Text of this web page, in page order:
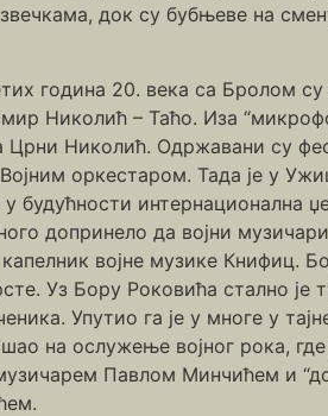
док су бубњеве на
година 20. века са Бролом
Николић – Таћо. Иза
Николић. Одржавани су
Војним оркестаром. Тада је у
у будућности интернационална
допринело да војни
војне музике Книфиц.
Уз Бору Роковића стално је
Упутио га је у многе у
на ослужење војног рока,
Павлом Минчићем и